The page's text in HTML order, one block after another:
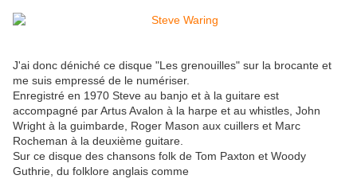
J'ai donc déniché ce disque "Les grenouilles" sur la brocante et
me suis empressé de le numériser.
Enregistré en 1970 Steve au banjo et à la guitare est
accompagné par Artus Avalon à la harpe et au whistles, John
Wright à la guimbarde, Roger Mason aux cuillers et Marc
Rocheman à la deuxième guitare.
Sur ce disque des chansons folk de Tom Paxton et Woody
Guthrie, du folklore anglais comme